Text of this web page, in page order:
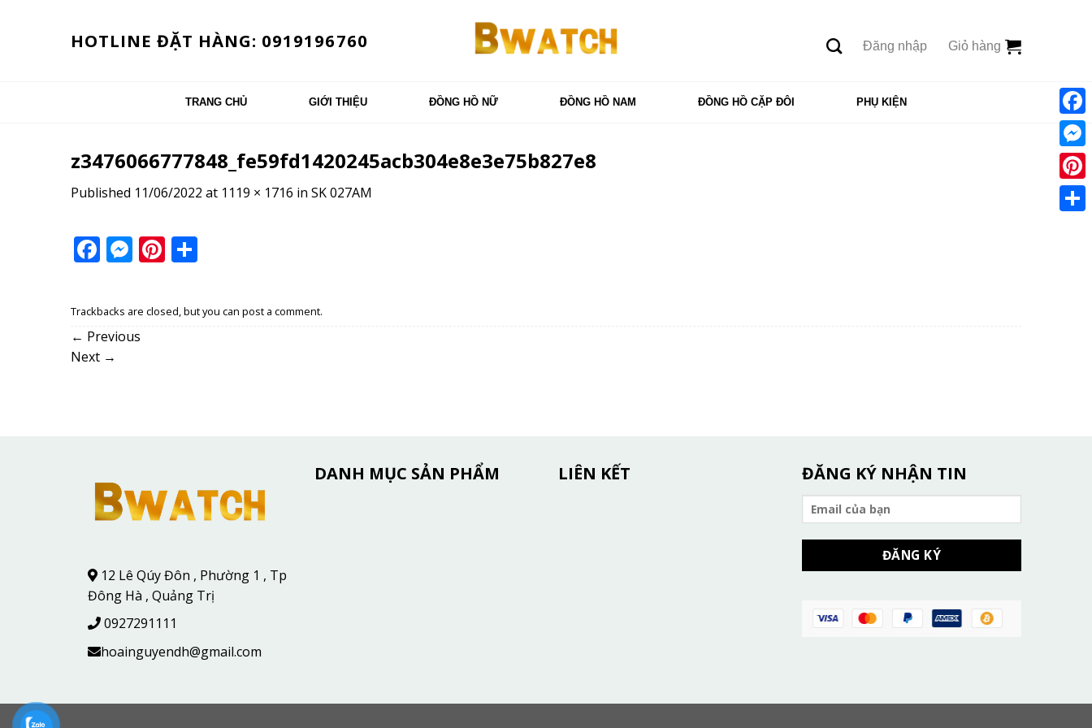
HOTLINE ĐẶT HÀNG: 0919196760 Đăng nhập Giỏ hàng
TRANG CHỦ GIỚI THIỆU ĐỒNG HỒ NỮ ĐỒNG HỒ NAM ĐỒNG HỒ CẶP ĐÔI PHỤ KIỆN
z3476066777848_fe59fd1420245acb304e8e3e75b827e8
Published 11/06/2022 at 1119 × 1716 in SK 027AM
Facebook
Messenger
Pinterest
Trackbacks are closed, but you can post a comment.
← Previous
Next →
12 Lê Qúy Đôn , Phường 1 , Tp
Đông Hà , Quảng Trị
0927291111
hoainguyendh@gmail.com
DANH MỤC SẢN PHẨM LIÊN KẾT ĐĂNG KÝ NHẬN TIN